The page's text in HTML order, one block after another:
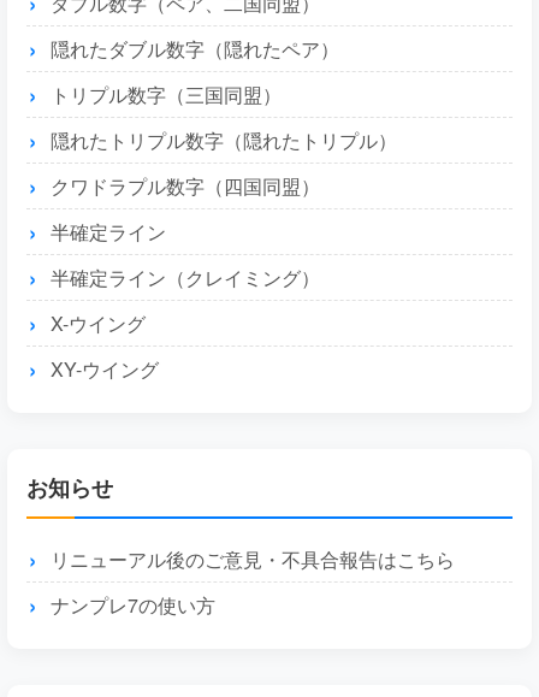
隠れたダブル数字（隠れたペア）
トリプル数字（三国同盟）
隠れたトリプル数字（隠れたトリプル）
クワドラプル数字（四国同盟）
半確定ライン
半確定ライン（クレイミング）
X-ウイング
XY-ウイング
お知らせ
リニューアル後のご意見・不具合報告はこちら
ナンプレ7の使い方